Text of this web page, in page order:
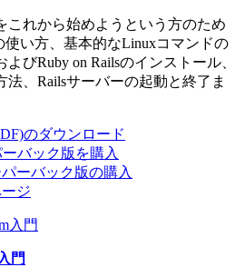
これから始めようという方のため
い方、基本的なLinuxコマンドの
びRuby on Railsのインストール、
法、Railsサーバーの起動と終了ま
のダウンロード
バック版を購入
ーバック版の購入
ジ
門